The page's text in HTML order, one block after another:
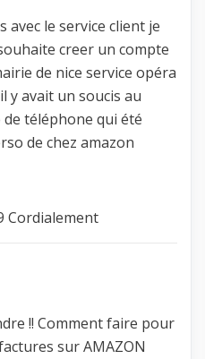
le service client je
creer un compte
de nice service opéra
y avait un soucis au
téléphone qui été
de chez amazon
Cordialement
!! Comment faire pour
sur AMAZON